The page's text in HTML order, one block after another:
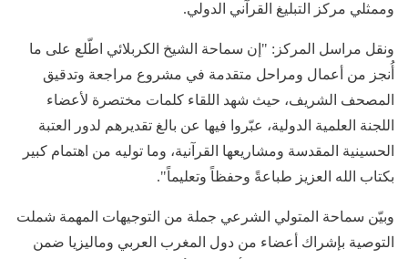
وممثلي مركز التبليغ القرآني الدولي.
ونقل مراسل المركز: "إن سماحة الشيخ الكربلائي اطّلع على ما
أُنجز من أعمال ومراحل متقدمة في مشروع مراجعة وتدقيق
المصحف الشريف، حيث شهد اللقاء كلمات مختصرة لأعضاء
اللجنة العلمية الدولية، عبّروا فيها عن بالغ تقديرهم لدور العتبة
الحسينية المقدسة ومشاريعها القرآنية، وما توليه من اهتمام كبير
بكتاب الله العزيز طباعةً وحفظاً وتعليماً".
وبيّن سماحة المتولي الشرعي جملة من التوجيهات المهمة شملت
التوصية بإشراك أعضاء من دول المغرب العربي وماليزيا ضمن